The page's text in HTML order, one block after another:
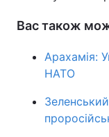
Вас також
Арахамія:
НАТО